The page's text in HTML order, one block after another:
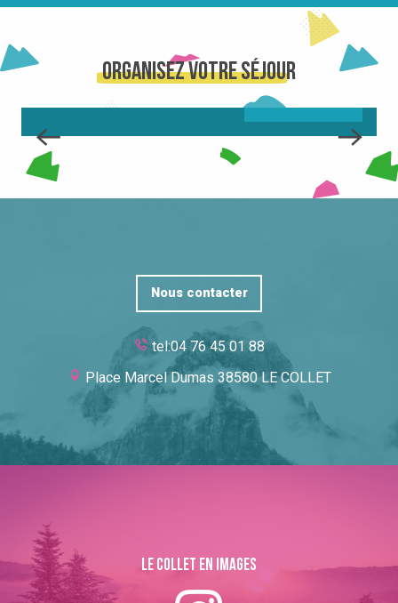
Organisez votre séjour
LA STATION
LIRE LA SUITE
Nous contacter
tel:04 76 45 01 88
Place Marcel Dumas 38580 LE COLLET
Le collet en images